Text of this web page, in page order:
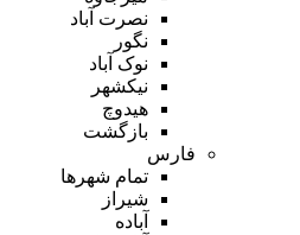
نصرت آباد
نگور
نوک آباد
نیکشهر
هیدوچ
بازگشت
فارس
تمام شهر‌ها
شیراز
آباده